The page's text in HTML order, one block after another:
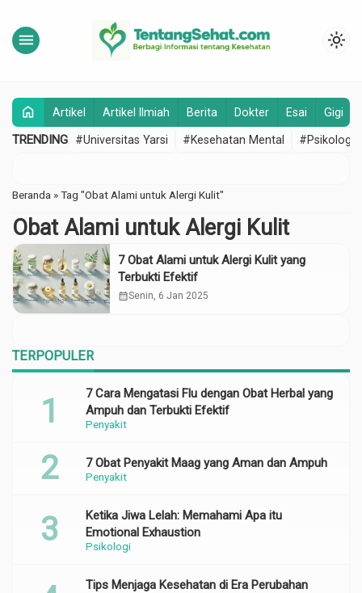
menu light_mode
home Artikel Artikel Ilmiah Berita Dokter Esai Gigi
TRENDING #Universitas Yarsi #Kesehatan Mental #Psikologi
Beranda »Tag "Obat Alami untuk Alergi Kulit"
Obat Alami untuk Alergi Kulit
7 Obat Alami untuk Alergi Kulit yang
Terbukti Efektif
calendar_monthSenin, 6 Jan 2025
TERPOPULER
Penyakit
7 Cara Mengatasi Flu dengan Obat Herbal yang
Ampuh dan Terbukti Efektif
Penyakit
7 Obat Penyakit Maag yang Aman dan Ampuh
Psikologi
Ketika Jiwa Lelah: Memahami Apa itu
Emotional Exhaustion
Tips Menjaga Kesehatan di Era Perubahan